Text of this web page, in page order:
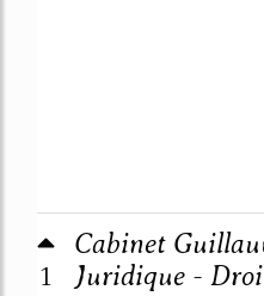
1
Cabinet
Juridique -